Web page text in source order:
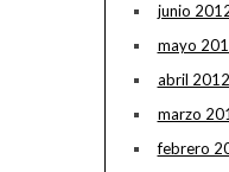
junio
mayo
abril 2012
marzo
febrero